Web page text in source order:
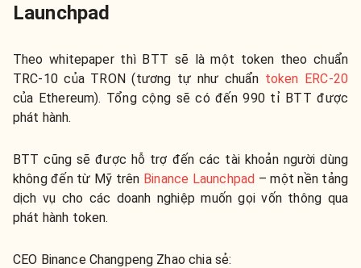
Launchpad
Theo whitepaper thì BTT sẽ là một token theo chuẩn
TRC-10 của TRON (tương tự như chuẩn token ERC-20
của Ethereum). Tổng cộng sẽ có đến 990 tỉ BTT được
phát hành.
BTT cũng sẽ được hỗ trợ đến các tài khoản người dùng
không đến từ Mỹ trên Binance Launchpad – một nền tảng
dịch vụ cho các doanh nghiệp muốn gọi vốn thông qua
phát hành token.
CEO Binance Changpeng Zhao chia sẻ: